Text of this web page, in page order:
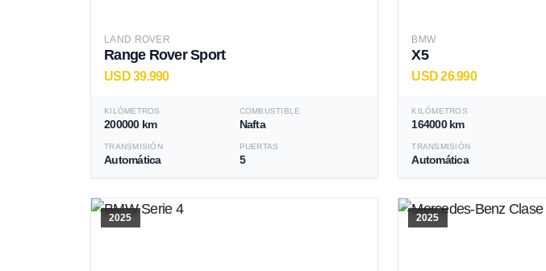
LAND ROVER
Range Rover Sport
USD 39.990
KILÓMETROS
200000 km
COMBUSTIBLE
Nafta
TRANSMISIÓN
Automática
PUERTAS
5
BMW
X5
USD 26.990
KILÓMETROS
164000 km
TRANSMISIÓN
Automática
2025 2025